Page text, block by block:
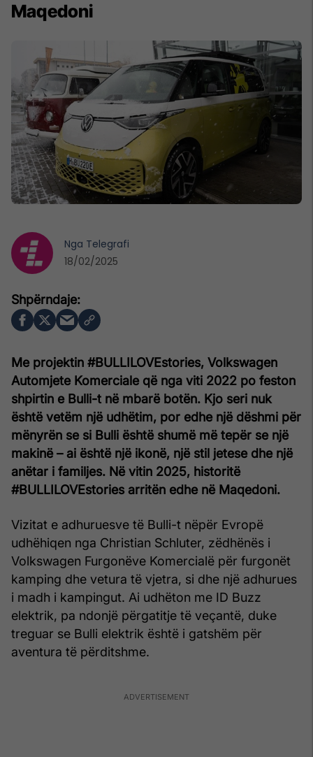
Maqedoni
Me projektin #BULLILOVEstories, Volkswagen
Automjete Komerciale që nga viti 2022 po feston
shpirtin e Bulli-t në mbarë botën. Kjo seri nuk
është vetëm një udhëtim, por edhe një dëshmi për
mënyrën se si Bulli është shumë më tepër se një
makinë – ai është një ikonë, një stil jetese dhe një
anëtar i familjes. Në vitin 2025, historitë
#BULLILOVEstories arritën edhe në Maqedoni.
Vizitat e adhuruesve të Bulli-t nëpër Evropë
udhëhiqen nga Christian Schluter, zëdhënës i
Volkswagen Furgonëve Komercialë për furgonët
kamping dhe vetura të vjetra, si dhe një adhurues
i madh i kampingut. Ai udhëton me ID Buzz
elektrik, pa ndonjë përgatitje të veçantë, duke
treguar se Bulli elektrik është i gatshëm për
aventura të përditshme.
Nga Telegrafi
18/02/2025